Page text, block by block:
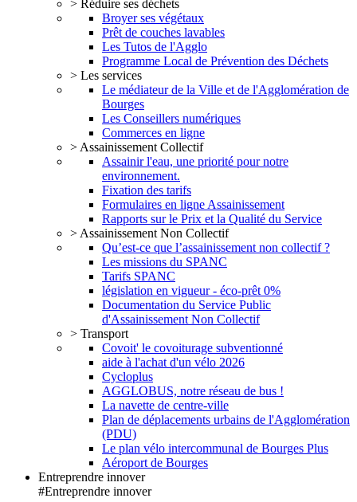
> Réduire ses déchets
Broyer ses végétaux
Prêt de couches lavables
Les Tutos de l'Agglo
Programme Local de Prévention des Déchets
> Les services
Le médiateur de la Ville et de l'Agglomération de
Bourges
Les Conseillers numériques
Commerces en ligne
> Assainissement Collectif
Assainir l'eau, une priorité pour notre
environnement.
Fixation des tarifs
Formulaires en ligne Assainissement
Rapports sur le Prix et la Qualité du Service
> Assainissement Non Collectif
Qu’est-ce que l’assainissement non collectif ?
Les missions du SPANC
Tarifs SPANC
législation en vigueur - éco-prêt 0%
Documentation du Service Public
d'Assainissement Non Collectif
> Transport
Covoit' le covoiturage subventionné
aide à l'achat d'un vélo 2026
Cycloplus
AGGLOBUS, notre réseau de bus !
La navette de centre-ville
Plan de déplacements urbains de l'Agglomération
(PDU)
Le plan vélo intercommunal de Bourges Plus
Aéroport de Bourges
Entreprendre innover
#Entreprendre innover